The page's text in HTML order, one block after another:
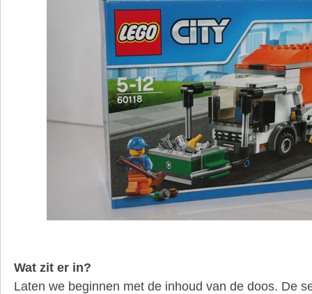
Wat zit er in?
Laten we beginnen met de inhoud van de doos. De